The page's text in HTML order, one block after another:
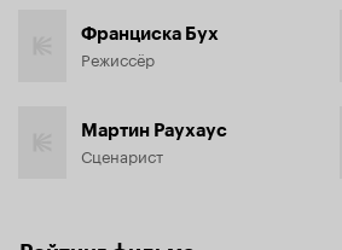
Франциска Бух
Режиссёр
Мартин Раухаус
Сценарист